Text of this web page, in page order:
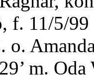
f. 11/5/
o.
m.